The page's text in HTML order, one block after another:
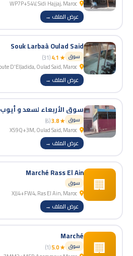
عرض الملف →
Souk Larbaà Oulad Said
سوق ★ 4.1
(31)
عرض الملف →
سوق الأربعاء لسعد و أيوب
سوق ★ 3.8
(6)
عرض الملف →
🏢
Marché Rass El Ain
سوق
عرض الملف →
🏢
Marché
سوق ★ 5.0
(1)